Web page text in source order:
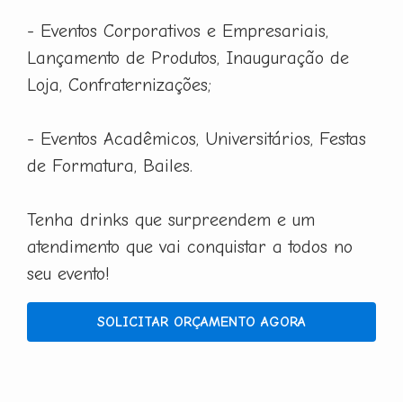
- Eventos Corporativos e Empresariais,
Lançamento de Produtos, Inauguração de
Loja, Confraternizações;
- Eventos Acadêmicos, Universitários, Festas
de Formatura, Bailes.
Tenha drinks que surpreendem e um
atendimento que vai conquistar a todos no
seu evento!
SOLICITAR ORÇAMENTO AGORA